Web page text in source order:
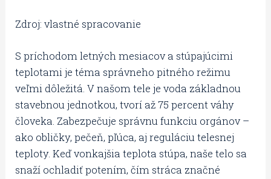
Zdroj: vlastné spracovanie
S príchodom letných mesiacov a stúpajúcimi
teplotami je téma správneho pitného režimu
veľmi dôležitá. V našom tele je voda základnou
stavebnou jednotkou, tvorí až 75 percent váhy
človeka. Zabezpečuje správnu funkciu orgánov –
ako obličky, pečeň, pľúca, aj reguláciu telesnej
teploty. Keď vonkajšia teplota stúpa, naše telo sa
snaží ochladiť potením, čím stráca značné